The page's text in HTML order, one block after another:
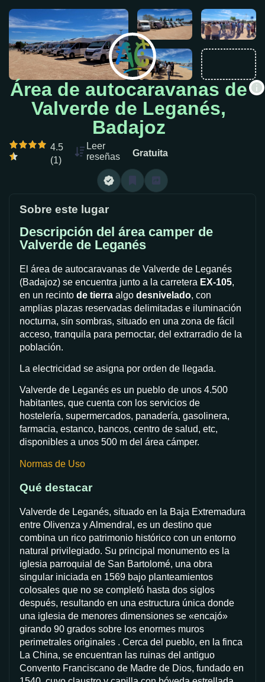
Área de autocaravanas de
Valverde de Leganés,
Badajoz
4.5
(1)
Leer
reseñas
Gratuita
Sobre este lugar
Descripción del área camper de
Valverde de Leganés
El área de autocaravanas de Valverde de Leganés
(Badajoz) se encuentra junto a la carretera EX-105,
en un recinto de tierra algo desnivelado, con
amplias plazas reservadas delimitadas e iluminación
nocturna, sin sombras, situado en una zona de fácil
acceso, tranquila para pernoctar, del extrarradio de la
población.
La electricidad se asigna por orden de llegada.
Valverde de Leganés es un pueblo de unos 4.500
habitantes, que cuenta con los servicios de
hostelería, supermercados, panadería, gasolinera,
farmacia, estanco, bancos, centro de salud, etc,
disponibles a unos 500 m del área cámper.
Normas de Uso
Qué destacar
Valverde de Leganés, situado en la Baja Extremadura
entre Olivenza y Almendral, es un destino que
combina un rico patrimonio histórico con un entorno
natural privilegiado. Su principal monumento es la
iglesia parroquial de San Bartolomé, una obra
singular iniciada en 1569 bajo planteamientos
colosales que no se completó hasta dos siglos
después, resultando en una estructura única donde
una iglesia de menores dimensiones se «encajó»
girando 90 grados sobre los enormes muros
perimetrales originales . Cerca del pueblo, en la finca
La China, se encuentran las ruinas del antiguo
Convento Franciscano de Madre de Dios, fundado en